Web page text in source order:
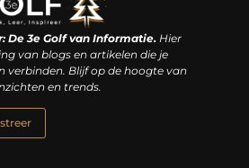
De 3e Golf van Informatie.Hier
van blogs en artikelen die je
verbinden. Blijf op de hoogte van
en trends.